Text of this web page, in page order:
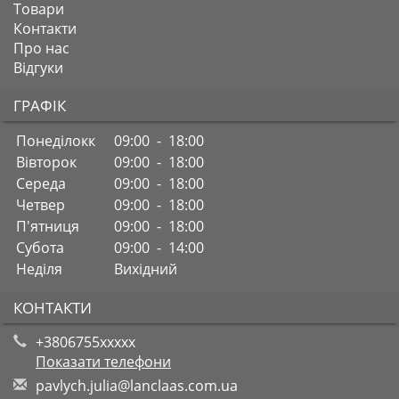
Товари
Контакти
Про нас
Відгуки
ГРАФІК
Понеділокк
09:00 - 18:00
Вівторок
09:00 - 18:00
Середа
09:00 - 18:00
Четвер
09:00 - 18:00
П'ятниця
09:00 - 18:00
Субота
09:00 - 14:00
Неділя
Вихідний
КОНТАКТИ
+3806755xxxxx
Показати телефони
pavlych.julia@lanclaas.com.ua